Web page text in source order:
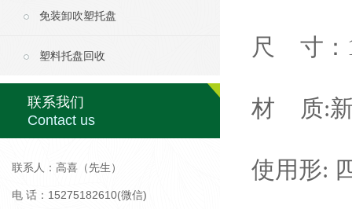
免装卸吹塑托盘
塑料托盘回收
联系我们
Contact us
联系人：高喜（先生）
电 话：15275182610(微信)
尺 寸：
材 质:新
使用形: